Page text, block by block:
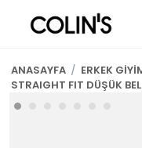
ANASAYFA / ERKEK
STRAIGHT FIT DÜŞÜK